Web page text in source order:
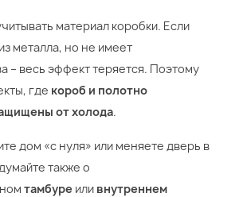
материал коробки. Если
металла, но не имеет
– весь эффект теряется. Поэтому
где короб и полотно
от холода.
дом «с нуля» или меняете дверь в
также о
тамбуре или внутреннем